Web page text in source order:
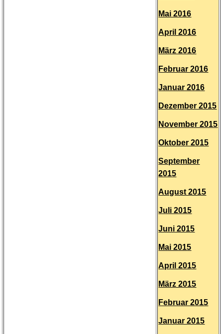
Mai 2016
April 2016
März 2016
Februar 2016
Januar 2016
Dezember 2015
November 2015
Oktober 2015
September
2015
August 2015
Juli 2015
Juni 2015
Mai 2015
April 2015
März 2015
Februar 2015
Januar 2015